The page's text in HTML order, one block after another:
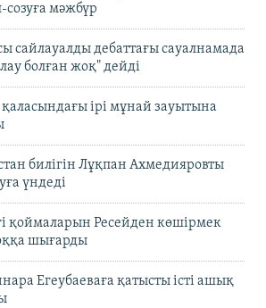
созуға мәжбүр
сайлауалды дебаттағы сауалнамада
болған жоқ" дейді
қаласындағы ірі мұнай зауытына
билігін Лұқпан Ахмедияровты
үндеді
қоймаларын Ресейден көшірмек
шығарды
Егеубаеваға қатысты істі ашық